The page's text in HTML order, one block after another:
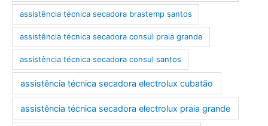
assistência técnica secadora brastemp santos
assistência técnica secadora consul praia grande
assistência técnica secadora consul santos
assistência técnica secadora electrolux cubatão
assistência técnica secadora electrolux praia grande